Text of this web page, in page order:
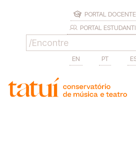
PORTAL DOCENTE
PORTAL
EN PT